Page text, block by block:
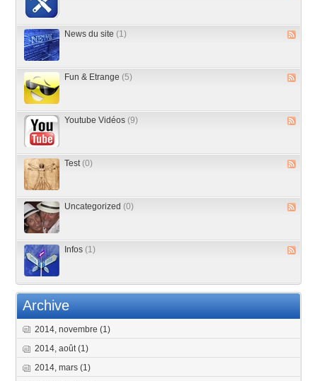
News du site (1)
Fun & Etrange (5)
Youtube Vidéos (9)
Test (0)
Uncategorized (0)
Infos (1)
Archive
2014, novembre(1)
2014, août(1)
2014, mars(1)